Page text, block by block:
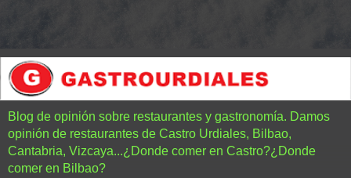
Blog de opinión sobre restaurantes y gastronomía. Damos
opinión de restaurantes de Castro Urdiales, Bilbao,
Cantabria, Vizcaya...¿Donde comer en Castro?¿Donde
comer en Bilbao?